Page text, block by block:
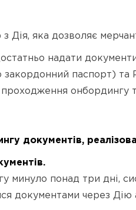
ФІНАНСОВИХ
з Дія, яка дозволяє
надати
закордонний паспорт)
онбордингу
документів,
минуло понад три дні,
документами через Дію